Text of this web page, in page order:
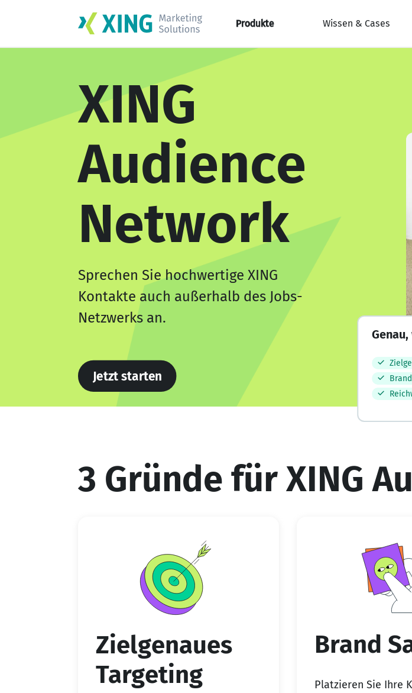
Produkte Wissen & Cases
XING
Audience
Network
Sprechen Sie hochwertige XING
Kontakte auch außerhalb des Jobs-
Netzwerks an.
Jetzt starten
3 Gründe für XING
Zielgenaues
Targeting
Brand
Platzieren Sie Ihre